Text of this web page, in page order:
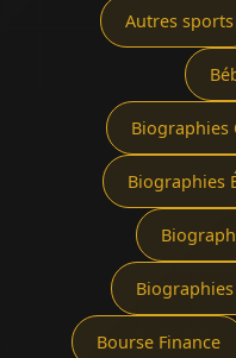
Autres sports
Biographies
Biographies
Bourse Finance